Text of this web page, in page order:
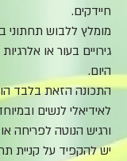
חיידקים.
מומלץ ללבוש תחתוני
גירויים בעור או אלרגיות
היום.
התכונה הזאת בלבד
לאידיאלי לנשים
ורגיש הנוטה לפריחה
יש להקפיד על קניית